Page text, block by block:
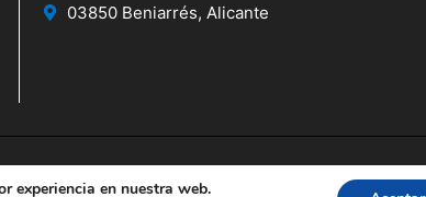
03850 Beniarrés, Alicante
experiencia en nuestra web.